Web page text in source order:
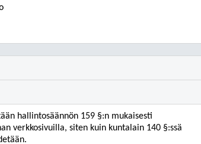
hallintosäännön 159 §:n mukaisesti
verkkosivuilla, siten kuin kuntalain 140 §:ssä